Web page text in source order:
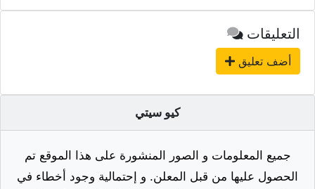
التعليقات
أضف تعليق
كيو سيتي
جميع المعلومات و الصور المنشورة على هذا الموقع تم
الحصول عليها من قبل المعلن. و إحتمالية وجود أخطاء في